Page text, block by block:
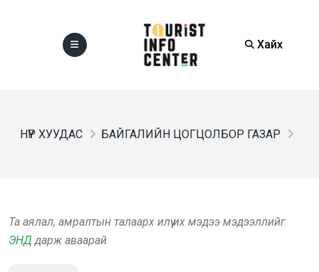
Хайх
НҮҮР ХУУДАС БАЙГАЛИЙН ЦОГЦОЛБОР ГАЗАР
Та аялал, амралтын талаарх илүү их мэдээ мэдээллийг
ЭНД дарж аваарай